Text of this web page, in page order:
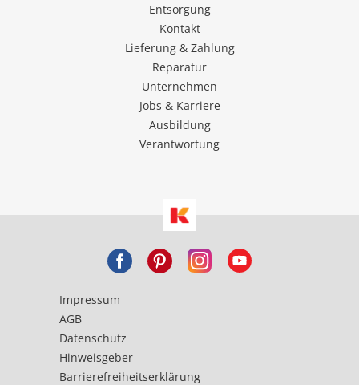
Entsorgung
Kontakt
Lieferung & Zahlung
Reparatur
Unternehmen
Jobs & Karriere
Ausbildung
Verantwortung
Impressum
AGB
Datenschutz
Hinweisgeber
Barrierefreiheitserklärung